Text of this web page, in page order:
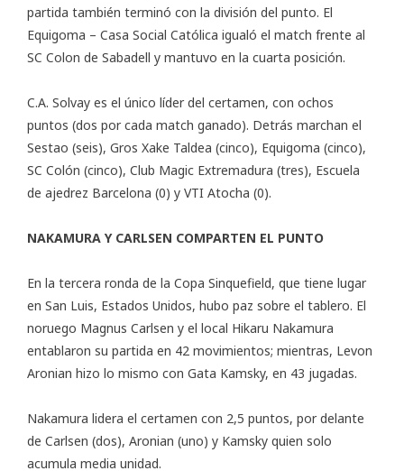
partida también terminó con la división del punto. El
Equigoma – Casa Social Católica igualó el match frente al
SC Colon de Sabadell y mantuvo en la cuarta posición.
C.A. Solvay es el único líder del certamen, con ochos
puntos (dos por cada match ganado). Detrás marchan el
Sestao (seis), Gros Xake Taldea (cinco), Equigoma (cinco),
SC Colón (cinco), Club Magic Extremadura (tres), Escuela
de ajedrez Barcelona (0) y VTI Atocha (0).
NAKAMURA Y CARLSEN COMPARTEN EL PUNTO
En la tercera ronda de la Copa Sinquefield, que tiene lugar
en San Luis, Estados Unidos, hubo paz sobre el tablero. El
noruego Magnus Carlsen y el local Hikaru Nakamura
entablaron su partida en 42 movimientos; mientras, Levon
Aronian hizo lo mismo con Gata Kamsky, en 43 jugadas.
Nakamura lidera el certamen con 2,5 puntos, por delante
de Carlsen (dos), Aronian (uno) y Kamsky quien solo
acumula media unidad.